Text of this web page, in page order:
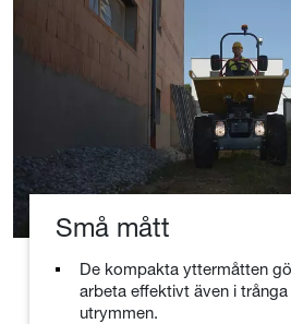
Små mått
De kompakta yttermåtten
arbeta effektivt även i
utrymmen.